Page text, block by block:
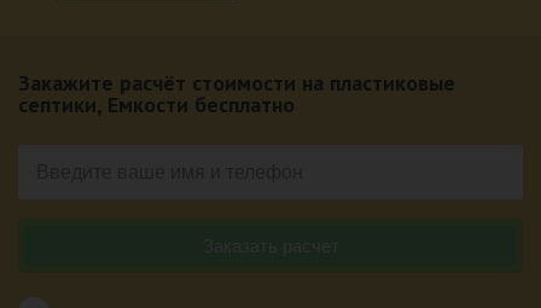
Закажите расчёт стоимости на пластиковые
септики, Емкости бесплатно